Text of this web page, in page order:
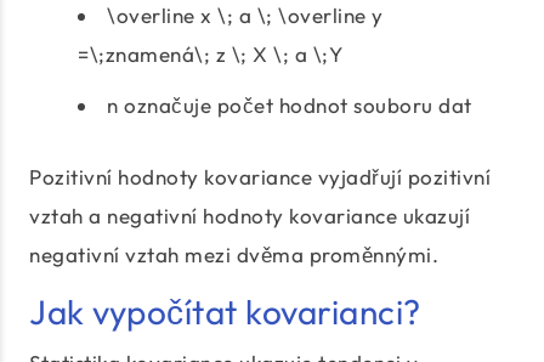
\overline x \; a \; \overline y
=\;znamená\; z \; X \; a \;Y
n označuje počet hodnot souboru dat
Pozitivní hodnoty kovariance vyjadřují pozitivní
vztah a negativní hodnoty kovariance ukazují
negativní vztah mezi dvěma proměnnými.
Jak vypočítat kovarianci?